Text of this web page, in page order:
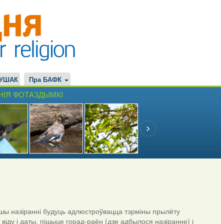
Пра БАФК
ФОТАЗДЫМКІ
будуць адлюстроўвацца тэрміны прылёту
і даты, пішыце горад-раён (дзе адбылося назіранне) і